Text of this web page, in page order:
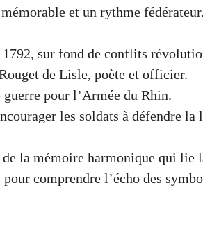
et un rythme fédérateur.
1792, sur fond de conflits
de Lisle, poète et officier.
guerre pour l’Armée du Rhin.
les soldats à défendre la
la mémoire harmonique qui lie
comprendre l’écho des